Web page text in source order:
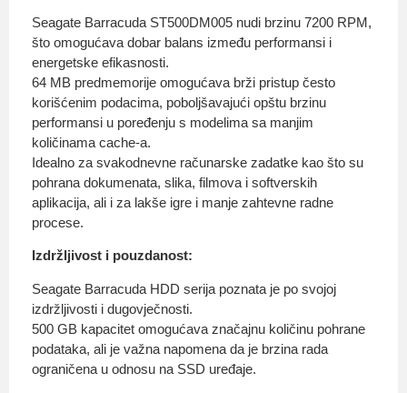
Seagate Barracuda ST500DM005 nudi brzinu 7200 RPM,
što omogućava dobar balans između performansi i
energetske efikasnosti.
64 MB predmemorije omogućava brži pristup često
korišćenim podacima, poboljšavajući opštu brzinu
performansi u poređenju s modelima sa manjim
količinama cache-a.
Idealno za svakodnevne računarske zadatke kao što su
pohrana dokumenata, slika, filmova i softverskih
aplikacija, ali i za lakše igre i manje zahtevne radne
procese.
Izdržljivost i pouzdanost:
Seagate Barracuda HDD serija poznata je po svojoj
izdržljivosti i dugovječnosti.
500 GB kapacitet omogućava značajnu količinu pohrane
podataka, ali je važna napomena da je brzina rada
ograničena u odnosu na SSD uređaje.